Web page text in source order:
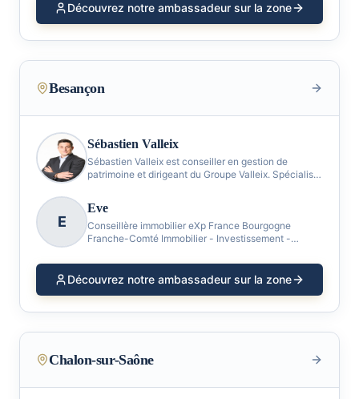
Découvrez notre ambassadeur sur la zone
Besançon
Sébastien Valleix
Sébastien Valleix est conseiller en gestion de
patrimoine et dirigeant du Groupe Valleix. Spécialisé
E
Eve
Conseillère immobilier eXp France Bourgogne
Franche-Comté Immobilier - Investissement -
Découvrez notre ambassadeur sur la zone
Chalon-sur-Saône